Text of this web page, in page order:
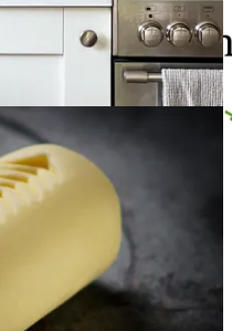
recetas de temporada
noviembre y diciembre.
un montón de recetas de